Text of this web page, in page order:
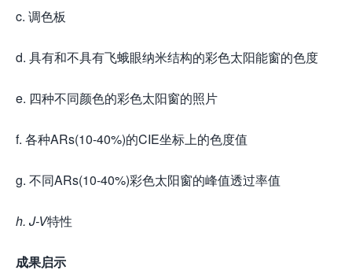
c. 调色板
d. 具有和不具有飞蛾眼纳米结构的彩色太阳能窗的色度
e. 四种不同颜色的彩色太阳窗的照片
f. 各种ARs(10-40%)的CIE坐标上的色度值
g. 不同ARs(10-40%)彩色太阳窗的峰值透过率值
h. J-V特性
成果启示